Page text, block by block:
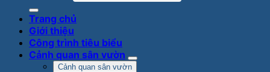
Trang chủ
Giới thiệu
Công trình tiêu biểu
Cảnh quan sân vườn
Cảnh quan sân vườn